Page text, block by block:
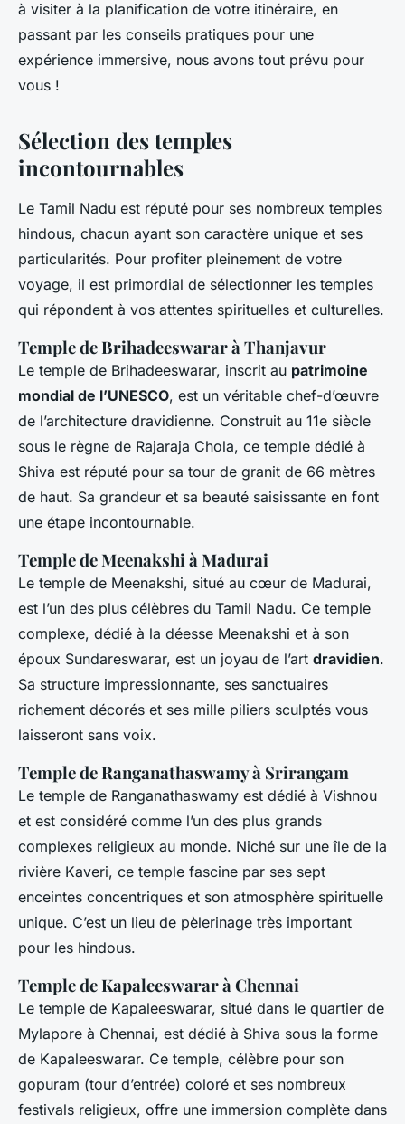
à visiter à la planification de votre itinéraire, en
passant par les conseils pratiques pour une
expérience immersive, nous avons tout prévu pour
vous !
Sélection des temples
incontournables
Le Tamil Nadu est réputé pour ses nombreux temples
hindous, chacun ayant son caractère unique et ses
particularités. Pour profiter pleinement de votre
voyage, il est primordial de sélectionner les temples
qui répondent à vos attentes spirituelles et culturelles.
Temple de Brihadeeswarar à Thanjavur
Le temple de Brihadeeswarar, inscrit au patrimoine
mondial de l’UNESCO, est un véritable chef-d’œuvre
de l’architecture dravidienne. Construit au 11e siècle
sous le règne de Rajaraja Chola, ce temple dédié à
Shiva est réputé pour sa tour de granit de 66 mètres
de haut. Sa grandeur et sa beauté saisissante en font
une étape incontournable.
Temple de Meenakshi à Madurai
Le temple de Meenakshi, situé au cœur de Madurai,
est l’un des plus célèbres du Tamil Nadu. Ce temple
complexe, dédié à la déesse Meenakshi et à son
époux Sundareswarar, est un joyau de l’art dravidien.
Sa structure impressionnante, ses sanctuaires
richement décorés et ses mille piliers sculptés vous
laisseront sans voix.
Temple de Ranganathaswamy à Srirangam
Le temple de Ranganathaswamy est dédié à Vishnou
et est considéré comme l’un des plus grands
complexes religieux au monde. Niché sur une île de la
rivière Kaveri, ce temple fascine par ses sept
enceintes concentriques et son atmosphère spirituelle
unique. C’est un lieu de pèlerinage très important
pour les hindous.
Temple de Kapaleeswarar à Chennai
Le temple de Kapaleeswarar, situé dans le quartier de
Mylapore à Chennai, est dédié à Shiva sous la forme
de Kapaleeswarar. Ce temple, célèbre pour son
gopuram (tour d’entrée) coloré et ses nombreux
festivals religieux, offre une immersion complète dans